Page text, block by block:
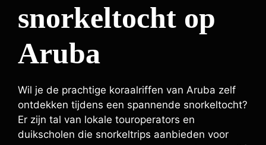
snorkeltocht op
Aruba
Wil je de prachtige koraalriffen van Aruba zelf
ontdekken tijdens een spannende snorkeltocht?
Er zijn tal van lokale touroperators en
duikscholen die snorkeltrips aanbieden voor